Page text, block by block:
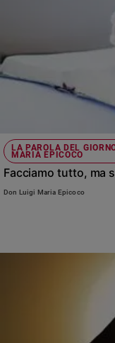
LA PAROLA DEL
MARIA EPICOCO
Facciamo tutto, ma
Don Luigi Maria Epicoco